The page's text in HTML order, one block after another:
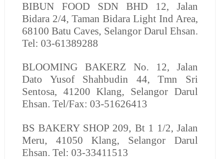
BIBUN FOOD SDN BHD 12, Jalan
Bidara 2/4, Taman Bidara Light Ind Area,
68100 Batu Caves, Selangor Darul Ehsan.
Tel: 03-61389288
BLOOMING BAKERZ No. 12, Jalan
Dato Yusof Shahbudin 44, Tmn Sri
Sentosa, 41200 Klang, Selangor Darul
Ehsan. Tel/Fax: 03-51626413
BS BAKERY SHOP 209, Bt 1 1/2, Jalan
Meru, 41050 Klang, Selangor Darul
Ehsan. Tel: 03-33411513